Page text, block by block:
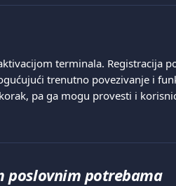
terminala. Registracija
trenutno povezivanje i
pa ga mogu provesti i
poslovnim potrebama